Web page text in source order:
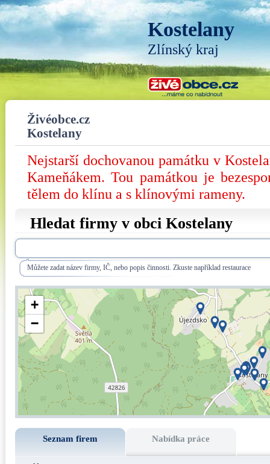
Kostelany
Zlínský kraj
Živéobce.cz
Kostelany
Nejstarší dochovanou památku v
Kameňákem. Tou památkou je
tělem do klínu a s klínovými rameny.
Hledat firmy v obci Kostelany
Můžete zadat název firmy, IČ, nebo popis činnosti. Zkuste například restaurace
+
−
Seznam firem Nabídka práce